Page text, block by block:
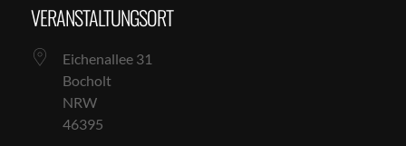
VERANSTALTUNGSORT
Eichenallee 31
Bocholt
NRW
46395